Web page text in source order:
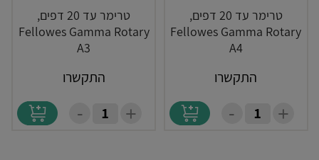
טרימר עד 20 דפים,
Fellowes Gamma Rotary
A4
התקשרו
+
-
טרימר עד 20 דפים,
Fellowes Gamma Rotary
A3
התקשרו
+
-